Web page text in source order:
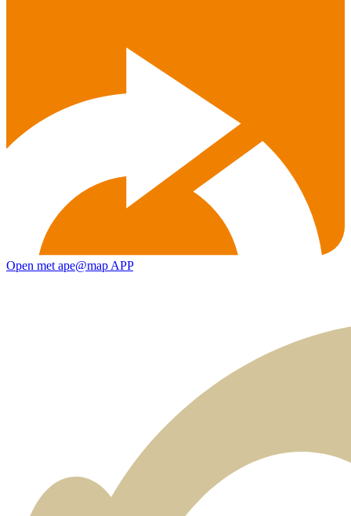
Open met ape@map APP